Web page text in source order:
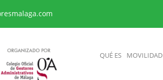
QUÉ ES MOVILIDAD